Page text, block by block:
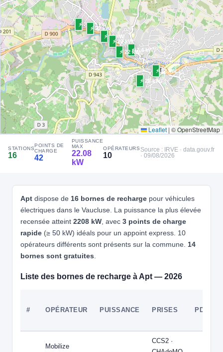
🏍️ 2 roues
🧭 S'y rendre
3 CITEOS MOBILITÉ ELECTRIQUE PARIS - COGEL
ROUSSILLON - Parking des Sablons
📍 43 Route de Gordes 84220 Roussilon
⚡ 22 kW CCS2 · CHAdeMO · Type 2 · EF 2 PDC
🅿️ Bord de rue
Recharge gratuite
CB acceptée Accès libre
Réservable
🏍️ 2 roues
🧭 S'y rendre
4 DRIVECO PARTNER NETWORK
Loc+ - Apt - powered by DRIVECO
📍 1130 Av. de Lançon, 84400 Apt
CCS2 · CHAdeMO · Type 2 · EF
Réservable
🏍️ 2 roues
🧭 S'y rendre
QOVOLTIS
517 VOIE DOMITIENNE 84400 APT
📍 517 VOIE DOMITIENNE 84400 APT
⚡ 22 kW Type 2 6 PDC
🧭 S'y rendre
📍 Chemin de la Bruyère 84490 SAINT-SATURNIN-LES-APT
🏍️ 2 roues
⚡ 11 kW
⚡ 22 kW
⚡ 22.08 kW
⚡ 22 kW
⚡ 22 kW
⚡ 7.4 kW
⚡ 22 kW
⚡ 22 kW
Leaflet | © OpenStreetMap
STATIONS
16
POINTS DE
CHARGE
42
PUISSANCE
MAX
22.08
kW
OPÉRATEURS
10
Source : IRVE · data.gouv.fr
· 09/08/2026
Apt dispose de 16 bornes de recharge pour véhicules
électriques dans le Vaucluse. La puissance la plus élevée
recensée atteint 2208 kW , avec 3 points de charge
rapide (≥ 50 kW) idéals pour un appoint express. 10
opérateurs différents sont présents sur la commune. 14
bornes sont gratuites
Liste des bornes de recharge à Apt — 2026
# OPÉRATEUR PUISSANCE PRISES PDC
Mobilize
CCS2 ·